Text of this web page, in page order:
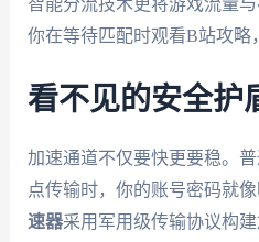
智能分流技术更将游戏流量
你在等待匹配时观看B站攻略
看不见的安全护
加速通道不仅要快更要稳。
点传输时，你的账号密码就像
速器采用军用级传输协议构